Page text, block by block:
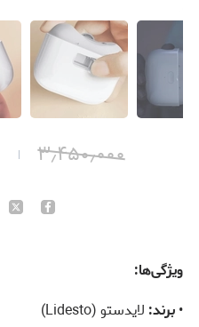
۳٫۴۵۰٫۰۰۰
ویژگی‌ها:
•برند: لایدستو (Lidesto)